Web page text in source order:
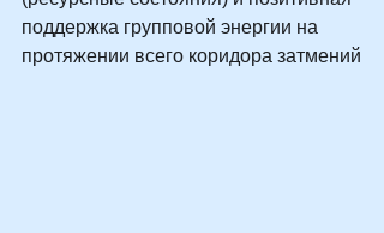
поддержка групповой энергии на
протяжении всего коридора затмений